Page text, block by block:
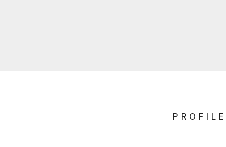
PROFILE